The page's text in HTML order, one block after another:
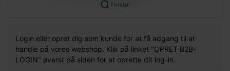
Forstør
Login eller opret dig som kunde for at få adgang til at
handle på vores webshop. Klik på linket "OPRET B2B-
LOGIN" øverst på siden for at oprette dit log-in.